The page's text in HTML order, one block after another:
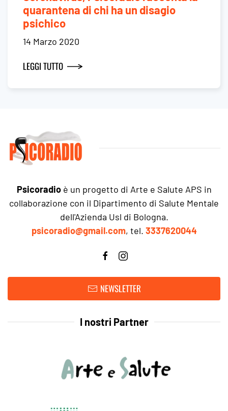
quarantena di chi ha un disagio
psichico
14 Marzo 2020
LEGGI TUTTO
Psicoradioè un progetto di Arte e Salute APS in
collaborazione con il Dipartimento di Salute Mentale
dell'Azienda Usl di Bologna.
psicoradio@gmail.com, tel. 3337620044
NEWSLETTER
I nostri Partner